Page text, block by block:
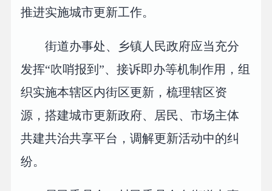
推进实施城市更新工作。
街道办事处、乡镇人民政府应当充分
发挥“吹哨报到”、接诉即办等机制作用，组
织实施本辖区内街区更新，梳理辖区资
源，搭建城市更新政府、居民、市场主体
共建共治共享平台，调解更新活动中的纠
纷。